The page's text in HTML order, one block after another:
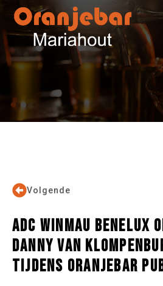
Volgende
ADC WINMAU BENELUX
DANNY VAN
TIJDENS ORANJEBAR